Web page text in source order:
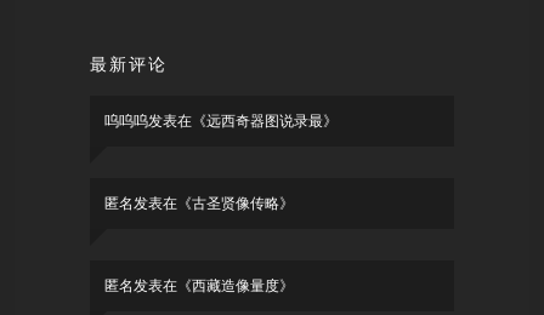
最新评论
呜呜呜发表在《远西奇器图说录最》
匿名发表在《古圣贤像传略》
匿名发表在《西藏造像量度》